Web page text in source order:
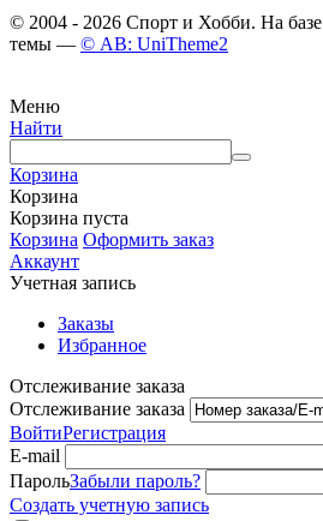
© 2004 - 2026 Спорт и Хобби. На базе
темы — © AB: UniTheme2
Меню
Найти
Корзина
Корзина
Корзина пуста
Корзина Оформить заказ
Аккаунт
Учетная запись
Заказы
Избранное
Отслеживание заказа
Отслеживание заказа
ВойтиРегистрация
E-mail
ПарольЗабыли пароль?
Создать учетную запись